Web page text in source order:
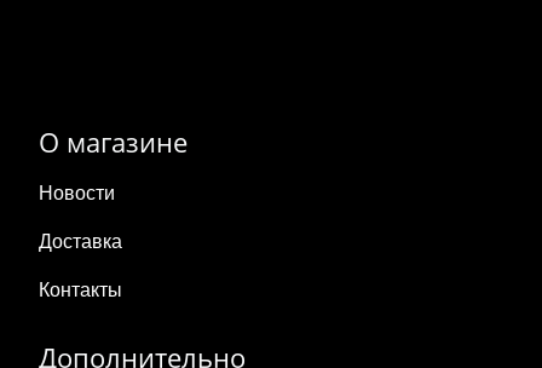
О магазине
Новости
Доставка
Контакты
Дополнительно